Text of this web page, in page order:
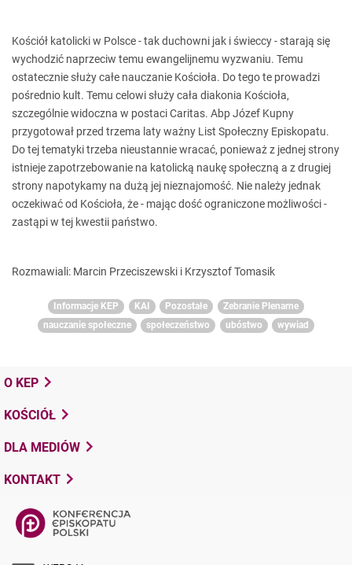
Kościół katolicki w Polsce - tak duchowni jak i świeccy - starają się
wychodzić naprzeciw temu ewangelijnemu wyzwaniu. Temu
ostatecznie służy całe nauczanie Kościoła. Do tego te prowadzi
pośrednio kult. Temu celowi służy cała diakonia Kościoła,
szczególnie widoczna w postaci Caritas. Abp Józef Kupny
przygotował przed trzema laty ważny List Społeczny Episkopatu.
Do tej tematyki trzeba nieustannie wracać, ponieważ z jednej strony
istnieje zapotrzebowanie na katolicką naukę społeczną a z drugiej
strony napotykamy na dużą jej nieznajomość. Nie należy jednak
oczekiwać od Kościoła, że - mając dość ograniczone możliwości -
zastąpi w tej kwestii państwo.
Rozmawiali: Marcin Przeciszewski i Krzysztof Tomasik
Informacje KEP KAI Pozostałe
Zebranie Plenarne
nauczanie społeczne
społeczeństwo ubóstwo wywiad
O KEP
KOŚCIÓŁ
DLA MEDIÓW
KONTAKT